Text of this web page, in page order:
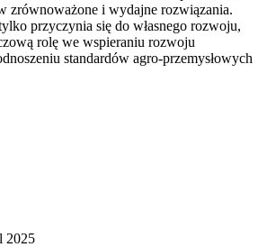
zrównoważone i wydajne rozwiązania.
przyczynia się do własnego rozwoju,
rolę we wspieraniu rozwoju
standardów agro-przemysłowych
2025